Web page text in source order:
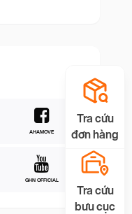
AHAMOVE
GHN OFFICIAL
Tra cứu
đơn hàng
Tra cứu
bưu cục